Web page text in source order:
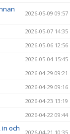
2026-05-09 09:57
2026-05-07 14:35
2026-05-06 12:56
2026-05-04 15:45
2026-04-29 09:21
2026-04-29 09:16
2026-04-23 13:19
2026-04-22 09:44
och
2026-04-21 10:35